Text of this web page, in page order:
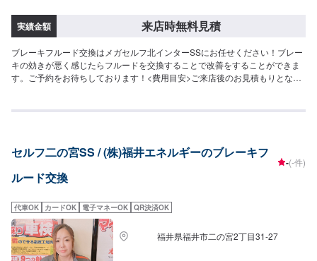
実績金額 来店時無料見積
ブレーキフルード交換はメガセルフ北インターSSにお任せください！ブレー
キの効きが悪く感じたらフルードを交換することで改善をすることができま
す。ご予約をお待ちしております！<費用目安>ご来店後のお見積もりとなり
セルフ二の宮SS / (株)福井エネルギーのブレーキフ
ルード交換
-(-件)
代車OK カードOK 電子マネーOK QR決済OK
福井県福井市二の宮2丁目31-27